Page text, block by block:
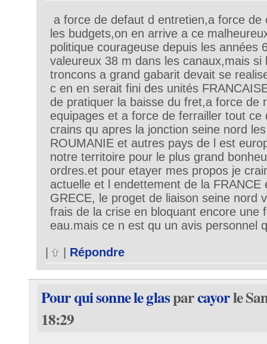
a force de defaut d entretien,a force de
les budgets,on en arrive a ce
politique courageuse depuis les années
valeureux 38 m dans les canaux,mais si
troncons a grand gabarit devait se
c en en serait fini des unités
de pratiquer la baisse du fret,a force de
equipages et a force de ferrailler tout ce
crains qu apres la jonction seine nord
ROUMANIE et autres pays de l est
notre territoire pour le plus grand
ordres.et pour etayer mes propos je
actuelle et l endettement de la FRANCE
GRECE, le proget de liaison seine nord
frais de la crise en bloquant encore une
eau.mais ce n est qu un avis personnel
Répondre
Pour qui sonne le glasparcayorle
18:29